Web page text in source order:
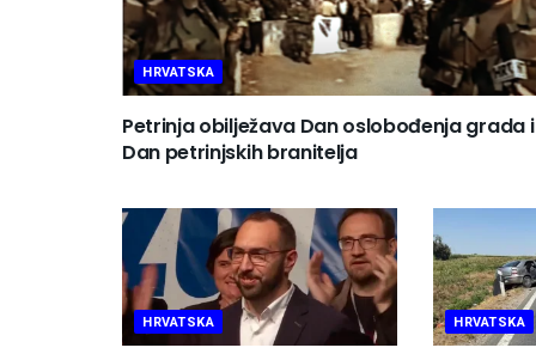
HRVATSKA
Petrinja obilježava Dan oslobođenja grada i
Dan petrinjskih branitelja
HRVATSKA HRVATSKA